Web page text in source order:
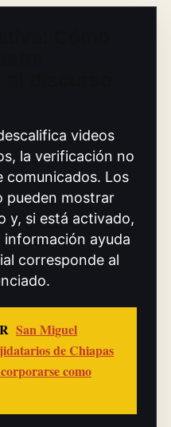
videos
la verificación no
comunicados. Los
pueden mostrar
y, si está activado,
información ayuda
corresponde al
San Miguel
de Chiapas
como